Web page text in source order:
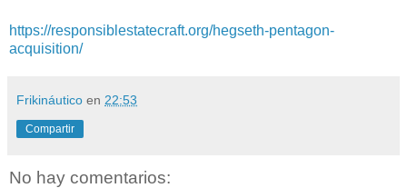
https://responsiblestatecraft.org/hegseth-pentagon-
acquisition/
Frikináutico en 22:53
Compartir
No hay comentarios: